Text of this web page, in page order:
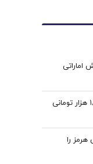
اماراتی
سقوط ۱۰ هزار تومانی قیمت تتر در ۴ روز؛ حمایت ۱۸۵ هزار تومانی
هرمز را